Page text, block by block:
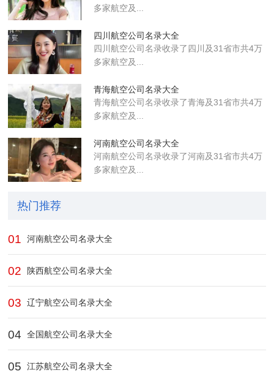
多家航空及...
四川航空公司名录大全
四川航空公司名录收录了四川及31省市共4万
多家航空及...
青海航空公司名录大全
青海航空公司名录收录了青海及31省市共4万
多家航空及...
河南航空公司名录大全
河南航空公司名录收录了河南及31省市共4万
多家航空及...
热门推荐
01 河南航空公司名录大全
02 陕西航空公司名录大全
03 辽宁航空公司名录大全
04 全国航空公司名录大全
05 江苏航空公司名录大全